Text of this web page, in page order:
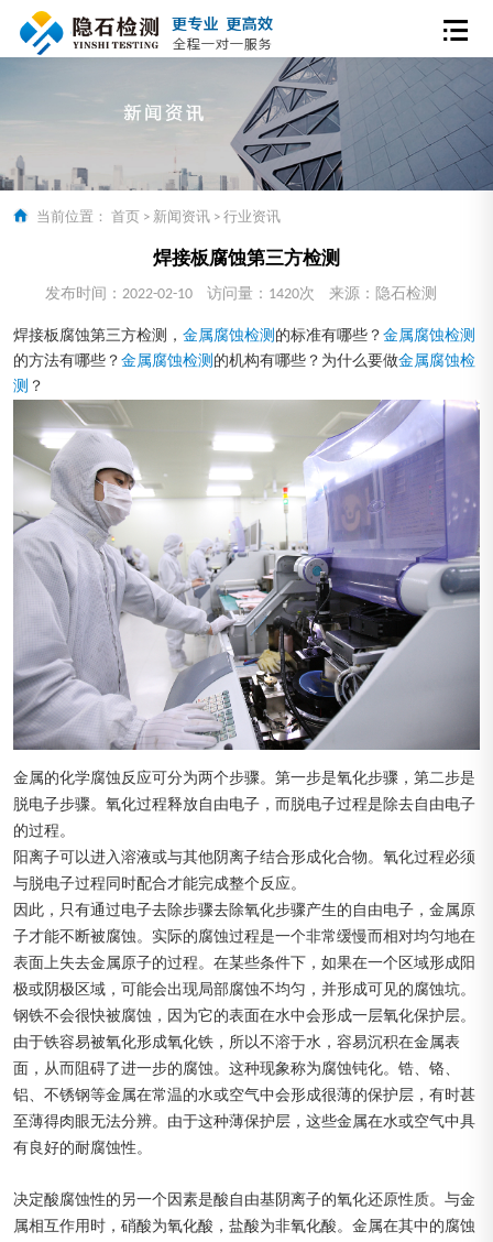
当前位置： 首页 > 新闻资讯 > 行业资讯
焊接板腐蚀第三方检测
发布时间：2022-02-10 访问量：1420次 来源：隐石检测
焊接板腐蚀第三方检测， 金属腐蚀检测 的标准有哪些？ 金属腐蚀检测
的方法有哪些？ 金属腐蚀检测 的机构有哪些？为什么要做金属腐蚀检
测 ？
金属的化学腐蚀反应可分为两个步骤。第一步是氧化步骤，第二步是
脱电子步骤。氧化过程释放自由电子，而脱电子过程是除去自由电子
的过程。
阳离子可以进入溶液或与其他阴离子结合形成化合物。氧化过程必须
与脱电子过程同时配合才能完成整个反应。
因此，只有通过电子去除步骤去除氧化步骤产生的自由电子，金属原
子才能不断被腐蚀。实际的腐蚀过程是一个非常缓慢而相对均匀地在
表面上失去金属原子的过程。在某些条件下，如果在一个区域形成阳
极或阴极区域，可能会出现局部腐蚀不均匀，并形成可见的腐蚀坑。
钢铁不会很快被腐蚀，因为它的表面在水中会形成一层氧化保护层。
由于铁容易被氧化形成氧化铁，所以不溶于水，容易沉积在金属表
面，从而阻碍了进一步的腐蚀。这种现象称为腐蚀钝化。锆、铬、
铝、不锈钢等金属在常温的水或空气中会形成很薄的保护层，有时甚
至薄得肉眼无法分辨。由于这种薄保护层，这些金属在水或空气中具
有良好的耐腐蚀性。
决定酸腐蚀性的另一个因素是酸自由基阴离子的氧化还原性质。与金
属相互作用时，硝酸为氧化酸，盐酸为非氧化酸。金属在其中的腐蚀